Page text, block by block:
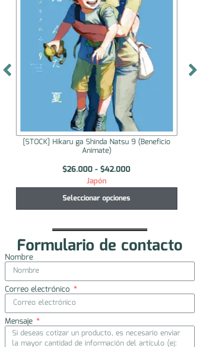
[STOCK] Peluche Nui Pal Tamon-kun Ima
Docchi!?
$30.000
Japón
Seleccionar opciones
Formulario de contacto
Nombre
Correo electrónico
Mensaje